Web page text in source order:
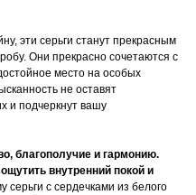
эти серьги станут прекрасным
Они прекрасно сочетаются с
место на особых
не оставят
и подчеркнут вашу
благополучие и гармонию.
внутренний покой и
серьги с сердечками из белого